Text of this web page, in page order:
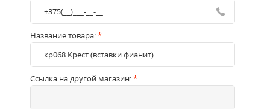
Название товара:*
Ссылка на другой магазин:*